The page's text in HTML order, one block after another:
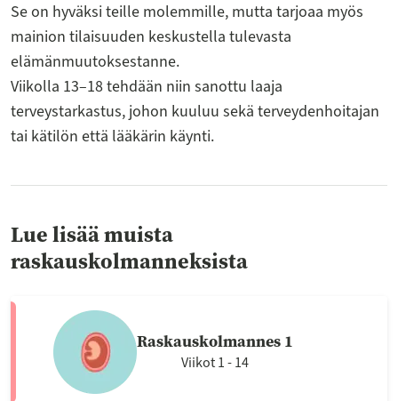
Se on hyväksi teille molemmille, mutta tarjoaa myös
mainion tilaisuuden keskustella tulevasta
elämänmuutoksestanne.
Viikolla 13–18 tehdään niin sanottu laaja
terveystarkastus, johon kuuluu sekä terveydenhoitajan
tai kätilön että lääkärin käynti.
Lue lisää muista
raskauskolmanneksista
Raskauskolmannes 1
Viikot 1 - 14